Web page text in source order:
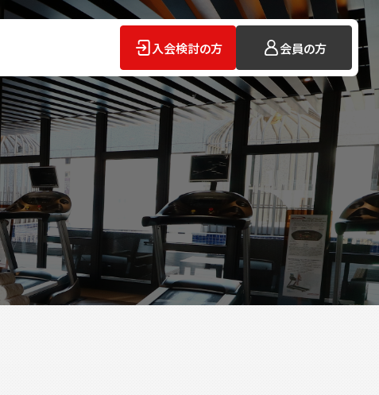
入会検討の方 会員の方